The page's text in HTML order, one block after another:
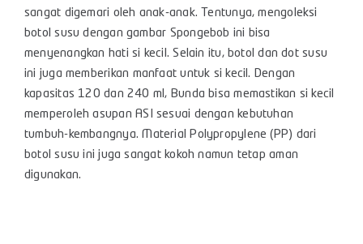
sangat digemari oleh anak-anak. Tentunya, mengoleksi
botol susu dengan gambar Spongebob ini bisa
menyenangkan hati si kecil. Selain itu, botol dan dot susu
ini juga memberikan manfaat untuk si kecil. Dengan
kapasitas 120 dan 240 ml, Bunda bisa memastikan si kecil
memperoleh asupan ASI sesuai dengan kebutuhan
tumbuh-kembangnya. Material Polypropylene (PP) dari
botol susu ini juga sangat kokoh namun tetap aman
digunakan.